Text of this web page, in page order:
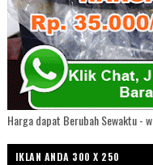
Harga dapat Berubah Sewaktu -
IKLAN ANDA 300 X 250